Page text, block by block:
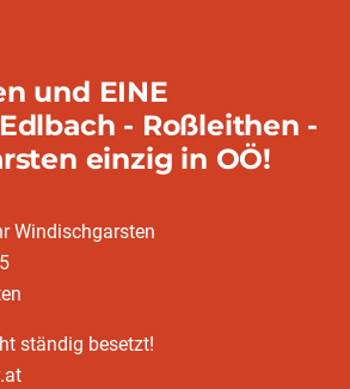
und EINE
- Roßleithen -
einzig in OÖ!
Windischgarsten
ständig besetzt!